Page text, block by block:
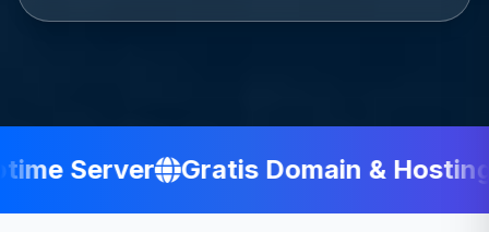
Server Gratis Domain & Hosting